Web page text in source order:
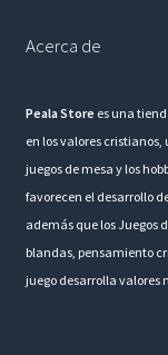
Acerca de
Peala Store es una
en los valores
juegos de mesa y los
favorecen el desarrollo
además que los Juegos
blandas, pensamiento
juego desarrolla valores